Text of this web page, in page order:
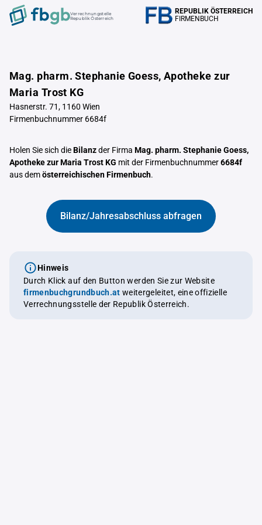
Verrechnungstelle
Republik Österreich
REPUBLIK ÖSTERREICH
FIRMENBUCH
Mag. pharm. Stephanie Goess, Apotheke zur
Maria Trost KG
Hasnerstr. 71, 1160 Wien
Firmenbuchnummer 6684f
Holen Sie sich dieBilanzder Firma Mag. pharm. Stephanie Goess,
Apotheke zur Maria Trost KG mit der Firmenbuchnummer6684f
aus demösterreichischen Firmenbuch.
Bilanz/Jahresabschluss abfragen
Hinweis
Durch Klick auf den Button werden Sie zur Website
firmenbuchgrundbuch.at weitergeleitet, eine offizielle
Verrechnungsstelle der Republik Österreich.